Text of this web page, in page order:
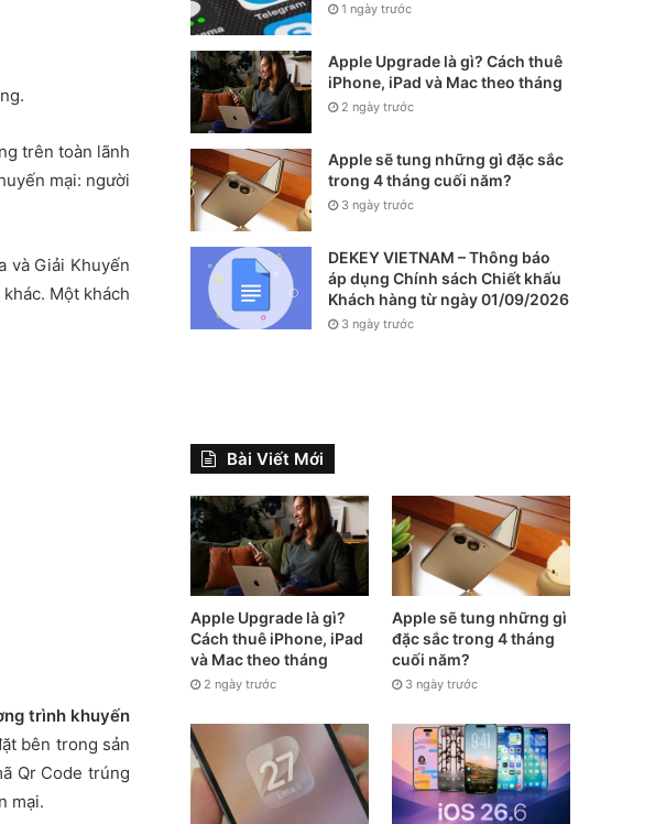
trên toàn lãnh
mại: người
và Giải Khuyến
Một khách
trình khuyến
bên trong sản
Qr Code trúng
mại.
1 ngày trước
Apple Upgrade là gì? Cách thuê
iPhone, iPad và Mac theo tháng
2 ngày trước
Apple sẽ tung những gì đặc sắc
trong 4 tháng cuối năm?
3 ngày trước
DEKEY VIETNAM – Thông báo
áp dụng Chính sách Chiết khấu
Khách hàng từ ngày 01/09/2026
3 ngày trước
Bài Viết Mới
Apple Upgrade là gì?
Cách thuê iPhone, iPad
và Mac theo tháng
2 ngày trước
Apple sẽ tung những gì
đặc sắc trong 4 tháng
cuối năm?
3 ngày trước